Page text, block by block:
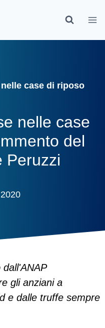
case di riposo
nelle case
del
Peruzzi
gli anziani a
e dalle truffe sempre